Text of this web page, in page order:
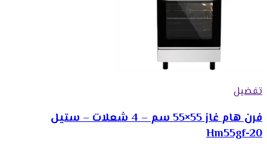
تفضيل
فرن هام غاز 55×55 سم – 4 شعلات – ستيل
Hm55gf-20